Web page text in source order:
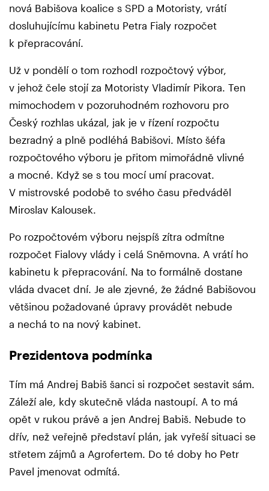
nová Babišova koalice s SPD a Motoristy, vrátí
dosluhujícímu kabinetu Petra Fialy rozpočet
k přepracování.
Už v pondělí o tom rozhodl rozpočtový výbor,
v jehož čele stojí za Motoristy Vladimír Pikora. Ten
mimochodem v pozoruhodném rozhovoru pro
Český rozhlas ukázal, jak je v řízení rozpočtu
bezradný a plně podléhá Babišovi. Místo šéfa
rozpočtového výboru je přitom mimořádně vlivné
a mocné. Když se s tou mocí umí pracovat.
V mistrovské podobě to svého času předváděl
Miroslav Kalousek.
Po rozpočtovém výboru nejspíš zítra odmítne
rozpočet Fialovy vlády i celá Sněmovna. A vrátí ho
kabinetu k přepracování. Na to formálně dostane
vláda dvacet dní. Je ale zjevné, že žádné Babišovou
většinou požadované úpravy provádět nebude
a nechá to na nový kabinet.
Prezidentova podmínka
Tím má Andrej Babiš šanci si rozpočet sestavit sám.
Záleží ale, kdy skutečně vláda nastoupí. A to má
opět v rukou právě a jen Andrej Babiš. Nebude to
dřív, než veřejně představí plán, jak vyřeší situaci se
střetem zájmů a Agrofertem. Do té doby ho Petr
Pavel jmenovat odmítá.